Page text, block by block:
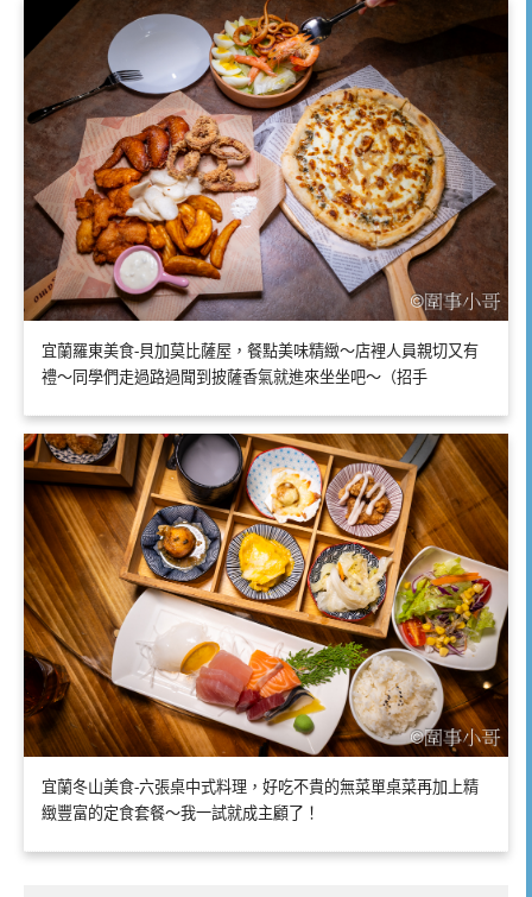
宜蘭羅東美食-貝加莫比薩屋，餐點美味精緻～店裡人員親切又有
禮～同學們走過路過聞到披薩香氣就進來坐坐吧～（招手
宜蘭冬山美食-六張桌中式料理，好吃不貴的無菜單桌菜再加上精
緻豐富的定食套餐～我一試就成主顧了！